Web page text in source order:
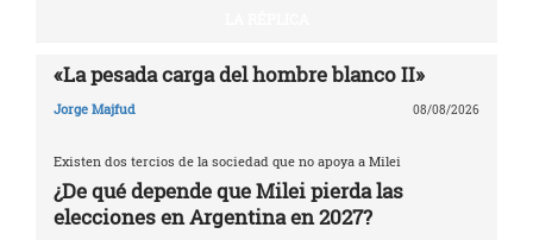
«La pesada carga del hombre blanco II»
Jorge Majfud 08/08/2026
Existen dos tercios de la sociedad que no apoya a Milei
¿De qué depende que Milei pierda las
elecciones en Argentina en 2027?